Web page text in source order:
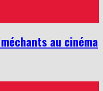
au cinéma